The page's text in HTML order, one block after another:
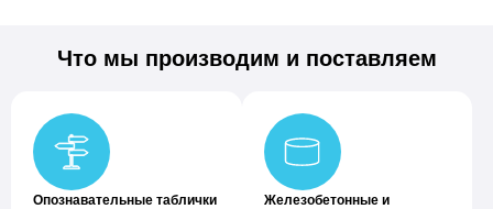
Что мы производим и поставляем
Опознавательные таблички
Железобетонные и